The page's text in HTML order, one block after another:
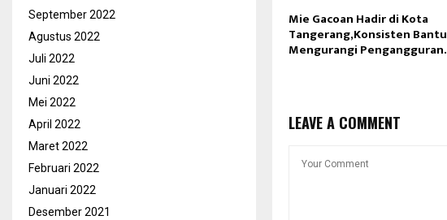
Mie Gacoan Hadir di Kota
Tangerang,Konsisten Bantu
Mengurangi Pengangguran.
LEAVE A COMMENT
September 2022
Agustus 2022
Juli 2022
Juni 2022
Mei 2022
April 2022
Maret 2022
Februari 2022
Januari 2022
Desember 2021